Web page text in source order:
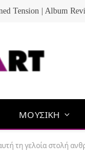
Tension | Album
ΜΟΥΣΙΚΗ
τη γελοία στολή